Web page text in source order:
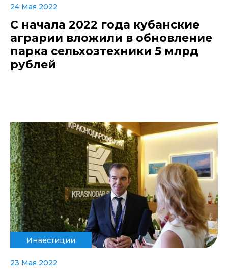
24 Мая 2022
С начала 2022 года кубанские
аграрии вложили в обновление
парка сельхозтехники 5 млрд
рублей
Инвестиции
23 Мая 2022